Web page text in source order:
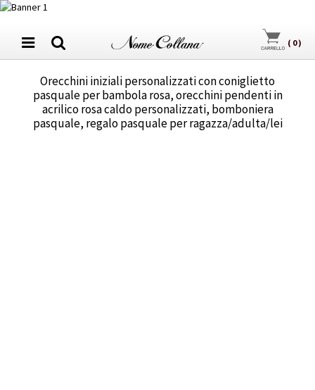
( 0)
Orecchini iniziali personalizzati con coniglietto
pasquale per bambola rosa, orecchini pendenti in
acrilico rosa caldo personalizzati, bomboniera
pasquale, regalo pasquale per ragazza/adulta/lei